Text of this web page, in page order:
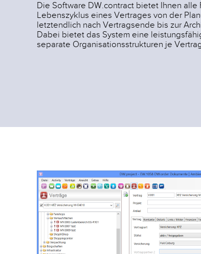
Die Software DW.contract bietet Ihnen alle
Lebenszyklus eines Vertrages von der
letztendlich nach Vertragsende bis zur
Dabei bietet das System eine
separate Organisationsstrukturen je